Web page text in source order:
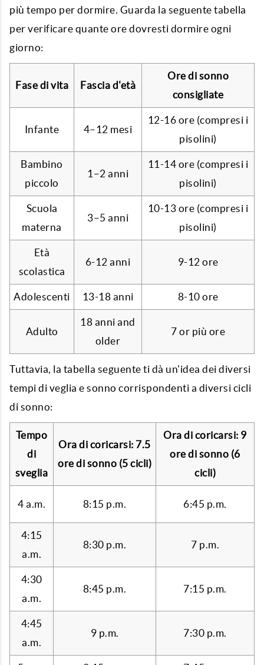
più tempo per dormire. Guarda la seguente tabella
per verificare quante ore dovresti dormire ogni
giorno:
Fase di vita Fascia d'età
Ore di sonno
consigliate
Infante 4–12 mesi
12-16 ore (compresi i
pisolini)
Bambino
piccolo
1–2 anni
11-14 ore (compresi i
pisolini)
Scuola
materna
3–5 anni
10-13 ore (compresi i
pisolini)
Età
scolastica
6-12 anni 9-12 ore
Adolescenti 13-18 anni 8-10 ore
Adulto
18 anni and
older
7 or più ore
Tuttavia, la tabella seguente ti dà un'idea dei diversi
tempi di veglia e sonno corrispondenti a diversi cicli
di sonno:
Tempo
di
sveglia
Ora di coricarsi: 7.5
ore di sonno (5 cicli)
Ora di coricarsi: 9
ore di sonno (6
cicli)
4 a.m. 8:15 p.m. 6:45 p.m.
4:15
a.m.
8:30 p.m. 7 p.m.
4:30
a.m.
8:45 p.m. 7:15 p.m.
4:45
a.m.
9 p.m. 7:30 p.m.